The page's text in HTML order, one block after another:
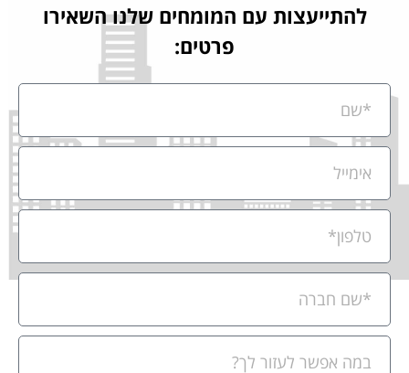
להתייעצות עם המומחים שלנו השאירו
פרטים: